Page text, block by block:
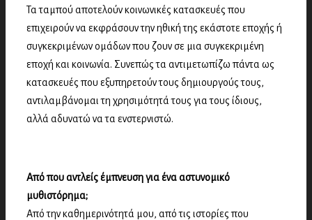
Τα ταμπού αποτελούν κοινωνικές κατασκευές που
επιχειρούν να εκφράσουν την ηθική της εκάστοτε εποχής ή
συγκεκριμένων ομάδων που ζουν σε μια συγκεκριμένη
εποχή και κοινωνία. Συνεπώς τα αντιμετωπίζω πάντα ως
κατασκευές που εξυπηρετούν τους δημιουργούς τους,
αντιλαμβάνομαι τη χρησιμότητά τους για τους ίδιους,
αλλά αδυνατώ να τα ενστερνιστώ.
Από που αντλείς έμπνευση για ένα αστυνομικό
μυθιστόρημα;
Από την καθημερινότητά μου, από τις ιστορίες που